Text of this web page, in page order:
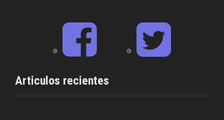
a
k
w
Articulos recientes